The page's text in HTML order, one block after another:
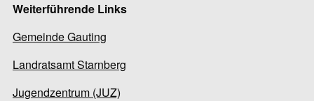
Weiterführende Links
Gemeinde Gauting
Landratsamt Starnberg
Jugendzentrum (JUZ)